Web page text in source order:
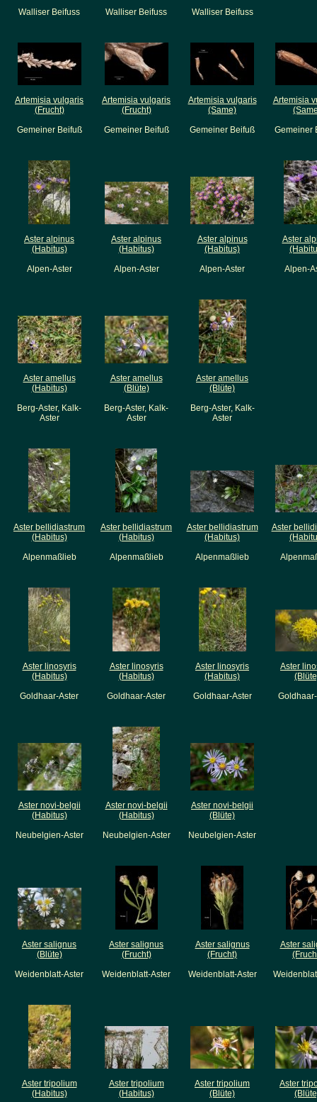
Walliser Beifuss
Walliser Beifuss
Walliser Beifuss
Artemisia vulgaris
(Frucht)
Gemeiner Beifuß
Artemisia vulgaris
(Frucht)
Gemeiner Beifuß
Artemisia vulgaris
(Same)
Gemeiner Beifuß
Artemisia
Gemeiner
Aster alpinus
(Habitus)
Alpen-Aster
Aster alpinus
(Habitus)
Alpen-Aster
Aster alpinus
(Habitus)
Alpen-Aster
Aster
Alpen-
Aster amellus
(Habitus)
Berg-Aster, Kalk-
Aster
Aster amellus
(Blüte)
Berg-Aster, Kalk-
Aster
Aster amellus
(Blüte)
Berg-Aster, Kalk-
Aster
Aster bellidiastrum
(Habitus)
Alpenmaßlieb
Aster bellidiastrum
(Habitus)
Alpenmaßlieb
Aster bellidiastrum
(Habitus)
Alpenmaßlieb
Aster
Aster linosyris
(Habitus)
Goldhaar-Aster
Aster linosyris
(Habitus)
Goldhaar-Aster
Aster linosyris
(Habitus)
Goldhaar-Aster
Aster
Aster novi-belgii
(Habitus)
Neubelgien-Aster
Aster novi-belgii
(Habitus)
Neubelgien-Aster
Aster novi-belgii
(Blüte)
Neubelgien-Aster
Aster salignus
(Blüte)
Weidenblatt-Aster
Aster salignus
(Frucht)
Weidenblatt-Aster
Aster salignus
(Frucht)
Weidenblatt-Aster
Aster
Aster tripolium
(Habitus)
Aster tripolium
(Habitus)
Aster tripolium
(Blüte)
Aster